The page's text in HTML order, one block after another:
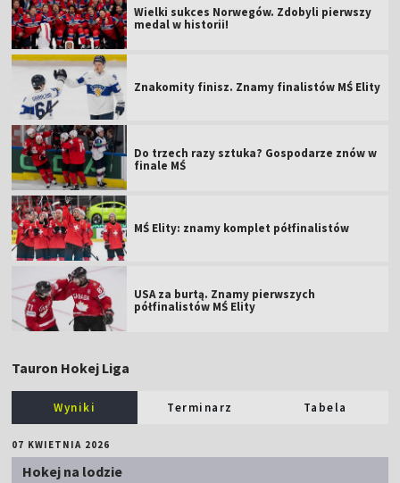
Wielki sukces Norwegów. Zdobyli pierwszy
medal w historii!
Znakomity finisz. Znamy finalistów MŚ Elity
Do trzech razy sztuka? Gospodarze znów w
finale MŚ
MŚ Elity: znamy komplet półfinalistów
USA za burtą. Znamy pierwszych
półfinalistów MŚ Elity
Tauron Hokej Liga
Wyniki Terminarz Tabela
07 KWIETNIA 2026
Hokej na lodzie